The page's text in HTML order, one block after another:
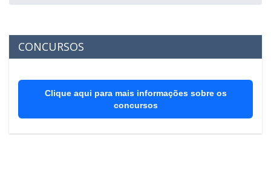
CONCURSOS
Clique aqui para mais informações sobre os
concursos